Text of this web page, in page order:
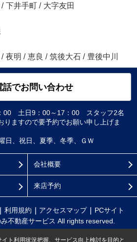
/ 下井手町 / 大字友田
/ 夜明 / 恵良 / 筑後大石 / 豊後中川
話でお問い合わせ
00 土日9：00～17：00 スタッフ2名
りますので要予約でお願い申し上げま
日、祝日、夏季、冬季、ＧＷ
会社概要
来店予約
利用規約 アクセスマップ
PCサイト
不動産サービス All rights reserved.
ト利用状況把握、サービス向上検討を目的と